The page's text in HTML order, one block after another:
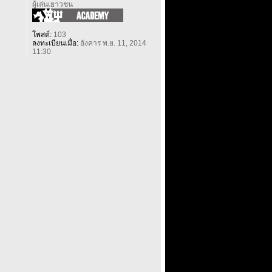
ผู้เล่นเยาวชน
โพสต์:103
ลงทะเบียนเมื่อ:อังคาร พ.ย. 11, 2014
11:30